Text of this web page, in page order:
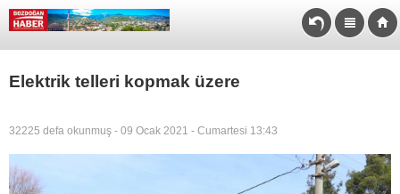
Elektrik telleri kopmak üzere
32225 defa okunmuş - 09 Ocak 2021 - Cumartesi 13:43